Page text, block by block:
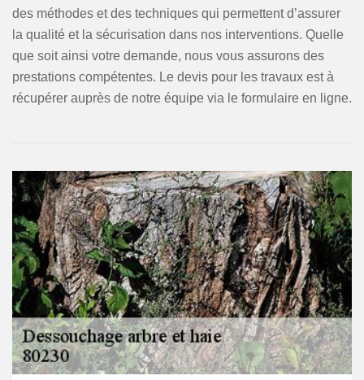
des méthodes et des techniques qui permettent d’assurer
la qualité et la sécurisation dans nos interventions. Quelle
que soit ainsi votre demande, nous vous assurons des
prestations compétentes. Le devis pour les travaux est à
récupérer auprès de notre équipe via le formulaire en ligne.